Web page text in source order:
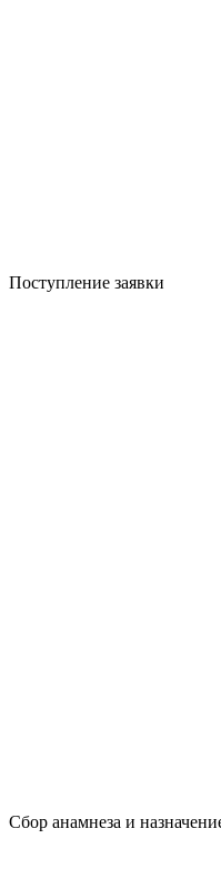
Поступление заявки
Сбор анамнеза и